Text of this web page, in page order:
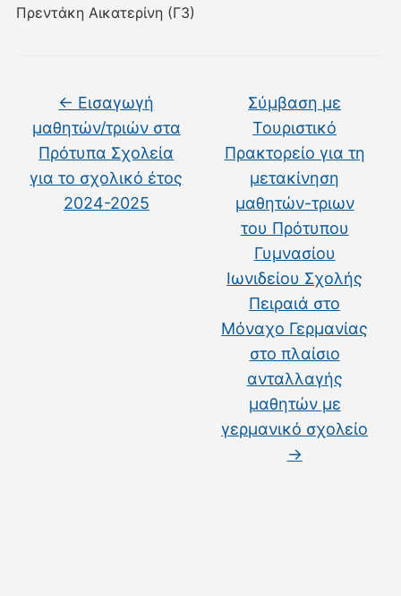
Πρεντάκη Αικατερίνη (Γ3)
← Εισαγωγή
μαθητών/τριών στα
Πρότυπα Σχολεία
για το σχολικό έτος
2024-2025
Σύμβαση με
Τουριστικό
Πρακτορείο για τη
μετακίνηση
μαθητών-τριων
του Πρότυπου
Γυμνασίου
Ιωνιδείου Σχολής
Πειραιά στο
Μόναχο Γερμανίας
στο πλαίσιο
ανταλλαγής
μαθητών με
γερμανικό σχολείο
→